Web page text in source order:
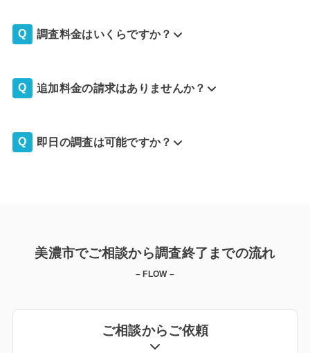
調査料金はいくらですか？
追加料金の請求はありませんか？
即日の調査は可能ですか？
美濃市でご相談から調査終了までの流れ
– FLOW –
ご相談からご依頼